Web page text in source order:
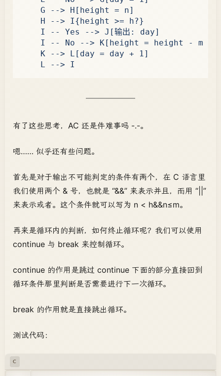
    G --> H[height = n]
    H --> I{height >= h?}
    I -- Yes --> J[输出: day]
I -- No --> K[height = height - m +
    K --> L[day = day + 1]
有了这些思考，AC 还是件难事吗 -.-。
嗯…… 似乎还有些问题。
首先是对于输出不可能判定的条件有两个，在 C 语言里
我们使用两个 & 号，也就是 “&&” 来表示并且，而用 “||”
来表示或者。这个条件就可以写为 n < h&&n≤m。
再来是循环内的判断，如何终止循环呢？我们可以使用
continue 与 break 来控制循环。
continue 的作用是跳过 continue 下面的部分直接回到
循环条件那里判断是否需要进行下一次循环。
break 的作用就是直接跳出循环。
测试代码：
C